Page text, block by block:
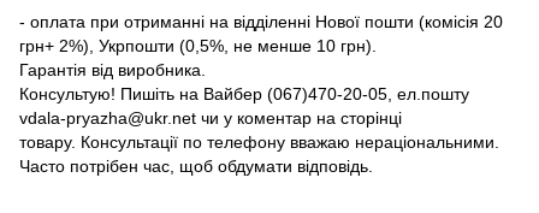
- оплата при отриманні на відділенні Нової пошти (комісія 20
грн+ 2%), Укрпошти (0,5%, не менше 10 грн).
Гарантія від виробника.
Консультую! Пишіть на Вайбер (067)470-20-05, ел.пошту
vdala-pryazha@ukr.net чи у коментар на сторінці
товару. Консультації по телефону вважаю нераціональними.
Часто потрібен час, щоб обдумати відповідь.